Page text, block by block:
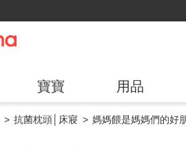
寶寶 用品
抗菌枕頭│床寢 媽媽餵是媽媽們的好